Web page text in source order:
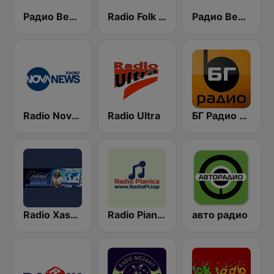
Радио Веселина 99.1 FM Radio Folk Bg Радио Вероника 96.7 (Radio Veronika)
Radio Nova News Radio Ultra БГ Радио 91.9 ( BG Radio )
Radio Xaschove (Хъшове) Radio Pianica / Радио Пияника авто радио